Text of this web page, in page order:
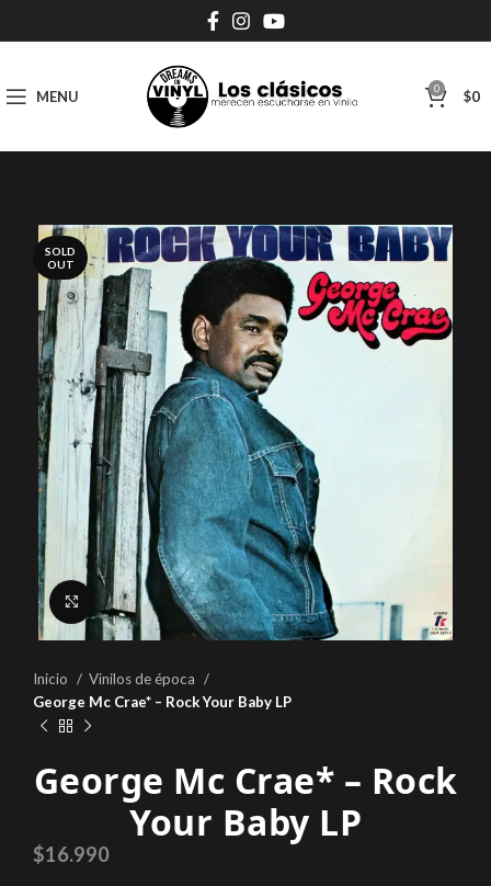
MENU 0 $0
SOLD
OUT
Click to enlarge
Inicio
Vinilos de época
George Mc Crae* – Rock Your Baby LP
George Mc Crae* – Rock
Your Baby LP
$16.990